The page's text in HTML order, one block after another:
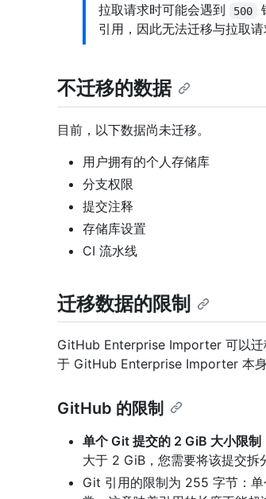
拉取请求时可能会遇到
500
引用，因此无法迁移与拉取
不迁移的数据
目前，以下数据尚未迁移。
用户拥有的个人存储库
分支权限
提交注释
存储库设置
CI 流水线
迁移数据的限制
GitHub Enterprise Importer 可以迁
于 GitHub Enterprise Importer 本身
GitHub 的限制
单个 Git 提交的 2 GiB 大小限制
大于 2 GiB，您需要将该提交拆
Git 引用的限制为 255 字节：单